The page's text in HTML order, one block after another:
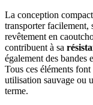
La conception
transporter facilement,
revêtement en
contribuent à sa
également des bandes
Tous ces éléments
utilisation sauvage ou
terme.